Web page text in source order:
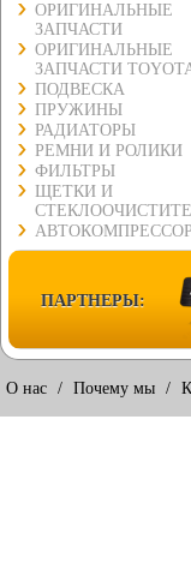
ОРИГИНАЛЬНЫЕ
ЗАПЧАСТИ
ОРИГИНАЛЬНЫЕ
ЗАПЧАСТИ
ПОДВЕСКА
ПРУЖИНЫ
РАДИАТОРЫ
РЕМНИ И РОЛИКИ
ФИЛЬТРЫ
ЩЕТКИ И
ПАРТНЕРЫ:
О нас / Почему мы /